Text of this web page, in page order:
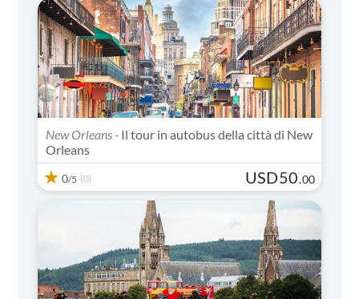
New Orleans - Il tour in autobus della città di New
Orleans
0/5 (0) USD50.00